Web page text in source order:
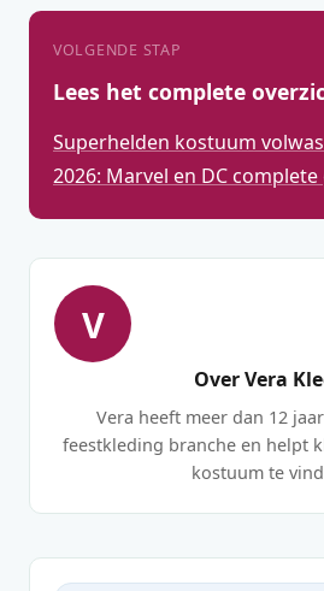
VOLGENDE STAP
Lees het complete
Superhelden kostuum
2026: Marvel en DC
V
Over Vera
Vera heeft meer dan 12
feestkleding branche en helpt
kostuum te